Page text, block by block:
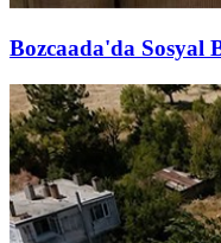
Bozcaada'da Sosyal